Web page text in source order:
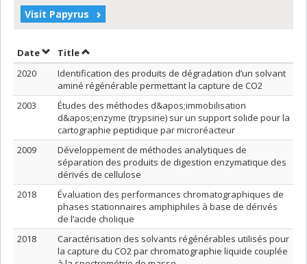
Visit Papyrus
DateSort by date in descending order
TitleSort by title in descending order
2020
Identification des produits de dégradation d’un solvant
aminé régénérable permettant la capture de CO2
2003
Études des méthodes d&apos;immobilisation
d&apos;enzyme (trypsine) sur un support solide pour la
cartographie peptidique par microréacteur
2009
Développement de méthodes analytiques de
séparation des produits de digestion enzymatique des
dérivés de cellulose
2018
Évaluation des performances chromatographiques de
phases stationnaires amphiphiles à base de dérivés
de l’acide cholique
2018
Caractérisation des solvants régénérables utilisés pour
la capture du CO2 par chromatographie liquide couplée